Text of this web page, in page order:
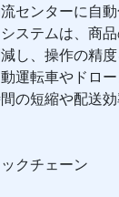
センターに自
ステムは、商
し、操作の精
運転車やドロ
の短縮や配送
クチェーン